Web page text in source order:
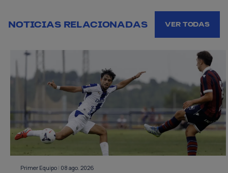
NOTICIAS RELACIONADAS VER TODAS
Primer Equipo | 08 ago. 2026